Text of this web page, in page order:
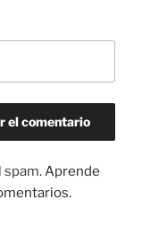
spam.Aprende